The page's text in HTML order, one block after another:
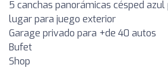
5 canchas panorámicas césped
lugar para juego exterior
Garage privado para +de 40 autos
Bufet
Shop